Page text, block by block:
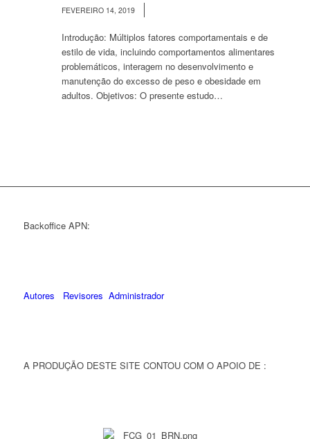
FEVEREIRO 14, 2019
Introdução: Múltiplos fatores comportamentais e de
estilo de vida, incluindo comportamentos alimentares
problemáticos, interagem no desenvolvimento e
manutenção do excesso de peso e obesidade em
adultos. Objetivos: O presente estudo…
Backoffice APN:
Autores Revisores Administrador
A PRODUÇÃO DESTE SITE CONTOU COM O APOIO DE :